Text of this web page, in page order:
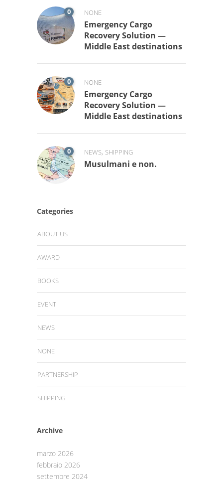
0 NONE
Emergency Cargo
Recovery Solution —
Middle East destinations
0 NONE
Emergency Cargo
Recovery Solution —
Middle East destinations
0 NEWS, SHIPPING
Musulmani e non.
Categories
ABOUT US
AWARD
BOOKS
EVENT
NEWS
NONE
PARTNERSHIP
SHIPPING
Archive
marzo 2026
febbraio 2026
settembre 2024